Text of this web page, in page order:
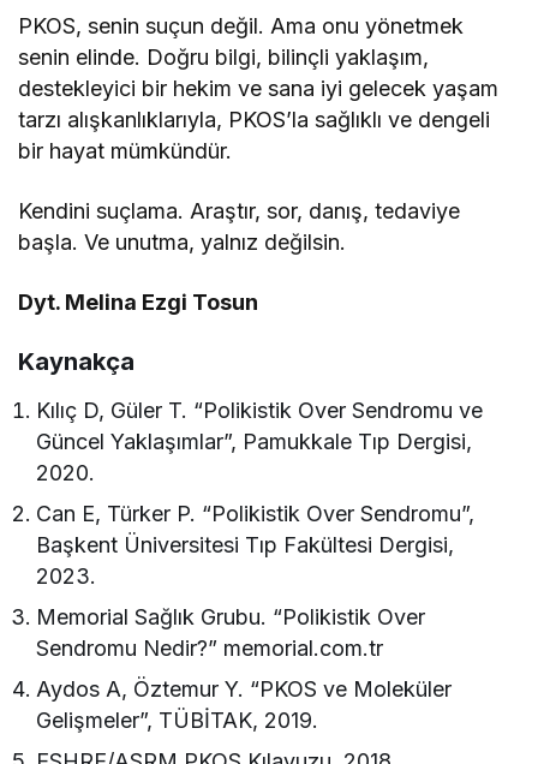
PKOS, senin suçun değil. Ama onu yönetmek
senin elinde. Doğru bilgi, bilinçli yaklaşım,
destekleyici bir hekim ve sana iyi gelecek yaşam
tarzı alışkanlıklarıyla, PKOS’la sağlıklı ve dengeli
bir hayat mümkündür.
Kendini suçlama. Araştır, sor, danış, tedaviye
başla. Ve unutma, yalnız değilsin.
Dyt. Melina Ezgi Tosun
Kaynakça
Kılıç D, Güler T. “Polikistik Over Sendromu ve
Güncel Yaklaşımlar”, Pamukkale Tıp Dergisi,
2020.
Can E, Türker P. “Polikistik Over Sendromu”,
Başkent Üniversitesi Tıp Fakültesi Dergisi,
2023.
Memorial Sağlık Grubu. “Polikistik Over
Sendromu Nedir?” memorial.com.tr
Aydos A, Öztemur Y. “PKOS ve Moleküler
Gelişmeler”, TÜBİTAK, 2019.